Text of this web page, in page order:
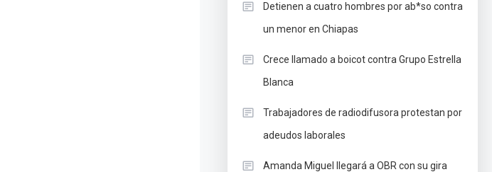
Detienen a cuatro hombres por ab*so contra
un menor en Chiapas
Crece llamado a boicot contra Grupo Estrella
Blanca
Trabajadores de radiodifusora protestan por
adeudos laborales
Amanda Miguel llegará a OBR con su gira